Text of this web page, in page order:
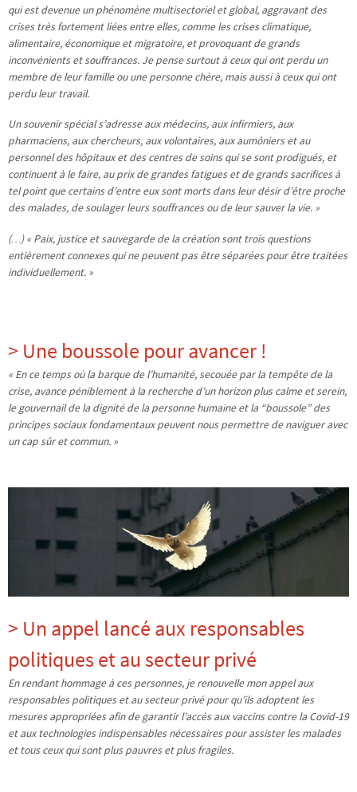
qui est devenue un phénomène multisectoriel et global, aggravant des
crises très fortement liées entre elles, comme les crises climatique,
alimentaire, économique et migratoire, et provoquant de grands
inconvénients et souffrances. Je pense surtout à ceux qui ont perdu un
membre de leur famille ou une personne chère, mais aussi à ceux qui ont
perdu leur travail.
Un souvenir spécial s’adresse aux médecins, aux infirmiers, aux
pharmaciens, aux chercheurs, aux volontaires, aux aumôniers et au
personnel des hôpitaux et des centres de soins qui se sont prodigués, et
continuent à le faire, au prix de grandes fatigues et de grands sacrifices à
tel point que certains d’entre eux sont morts dans leur désir d’être proche
des malades, de soulager leurs souffrances ou de leur sauver la vie. »
(…) « Paix, justice et sauvegarde de la création sont trois questions
entièrement connexes qui ne peuvent pas être séparées pour être traitées
individuellement. »
> Une boussole pour avancer !
« En ce temps où la barque de l’humanité, secouée par la tempête de la
crise, avance péniblement à la recherche d’un horizon plus calme et serein,
le gouvernail de la dignité de la personne humaine et la “boussole” des
principes sociaux fondamentaux peuvent nous permettre de naviguer avec
un cap sûr et commun. »
> Un appel lancé aux responsables
politiques et au secteur privé
En rendant hommage à ces personnes, je renouvelle mon appel aux
responsables politiques et au secteur privé pour qu’ils adoptent les
mesures appropriées afin de garantir l’accès aux vaccins contre la Covid-19
et aux technologies indispensables nécessaires pour assister les malades
et tous ceux qui sont plus pauvres et plus fragiles.